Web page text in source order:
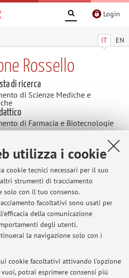
utilizza i cookie
cookie tecnici necessari per il suo
strumenti di tracciamento
con il tuo consenso.
facoltativi sono usati per
della comunicazione
degli utenti.
la navigazione solo con i
cookie facoltativi attivando l'opzione
vuoi, potrai esprimere consensi più
Login
IT EN
Rossello
di ricerca
di Scienze Mediche e
di Farmacia e Biotecnologie
contenuti.
Ultimi avvisi
sono presenti avvisi.